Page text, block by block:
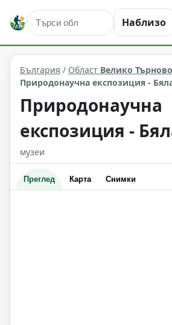
Наблизо
култура и изкуство
Бяла черква
Област: Велико Търново
България / Област Велико Търново
Природонаучна експозиция -
Природонаучна
експозиция -
музеи
Преглед Карта Снимки